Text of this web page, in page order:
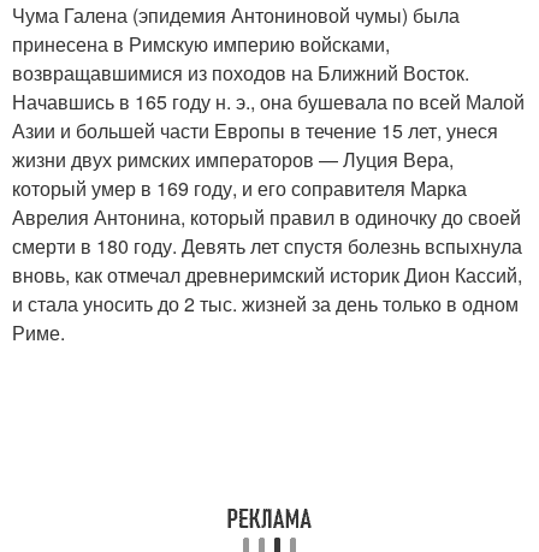
Чума Галена (эпидемия Антониновой чумы) была
принесена в Римскую империю войсками,
возвращавшимися из походов на Ближний Восток.
Начавшись в 165 году н. э., она бушевала по всей Малой
Азии и большей части Европы в течение 15 лет, унеся
жизни двух римских императоров — Луция Вера,
который умер в 169 году, и его соправителя Марка
Аврелия Антонина, который правил в одиночку до своей
смерти в 180 году. Девять лет спустя болезнь вспыхнула
вновь, как отмечал древнеримский историк Дион Кассий,
и стала уносить до 2 тыс. жизней за день только в одном
Риме.